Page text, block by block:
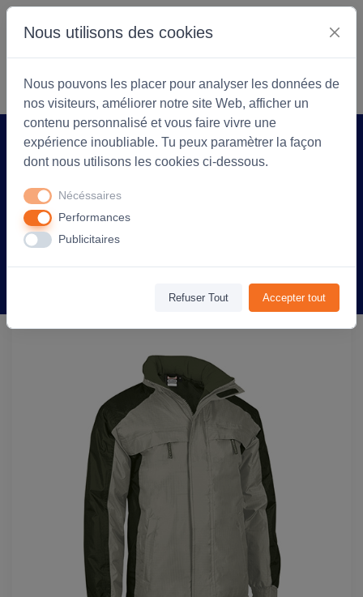
S'identifier Commencer
Accueil Arlea Textiles Produit
imperméable et personnalisable -
Beige/Vert militaire
Nous utilisons des cookies
Nous pouvons les placer pour analyser les données de
nos visiteurs, améliorer notre site Web, afficher un
contenu personnalisé et vous faire vivre une
expérience inoubliable. Tu peux paramètrer la façon
dont nous utilisons les cookies ci-dessous.
Nécéssaires
Performances
Publicitaires
Refuser Tout Accepter tout